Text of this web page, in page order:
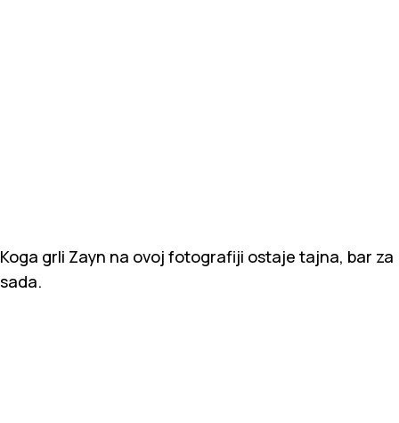
Koga grli Zayn na ovoj fotografiji ostaje tajna, bar za
sada.